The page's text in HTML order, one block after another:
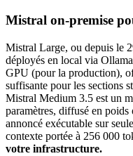
Mistral on-premise
Mistral Large, ou depuis le
déployés en local via
GPU (pour la production),
suffisante pour les sections
Mistral Medium 3.5 est un
paramètres, diffusé en
annoncé exécutable sur
contexte portée à 256 000
votre infrastructure.